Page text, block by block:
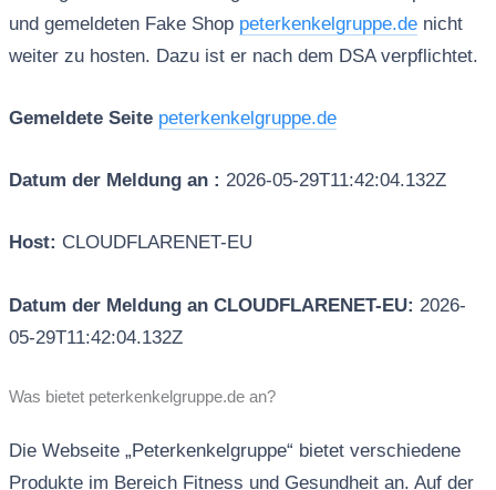
und gemeldeten Fake Shop peterkenkelgruppe.denicht
weiter zu hosten. Dazu ist er nach dem DSA verpflichtet.
Gemeldete Seite peterkenkelgruppe.de
Datum der Meldung an : 2026-05-29T11:42:04.132Z
Host: CLOUDFLARENET-EU
Datum der Meldung an CLOUDFLARENET-EU: 2026-
05-29T11:42:04.132Z
Was bietet peterkenkelgruppe.de an?
Die Webseite „Peterkenkelgruppe“ bietet verschiedene
Produkte im Bereich Fitness und Gesundheit an. Auf der